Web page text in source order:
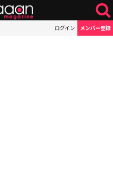
ログイン メンバー登録